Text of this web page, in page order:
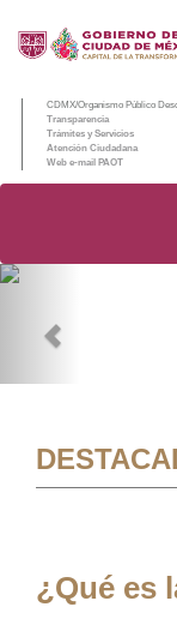
CDMX/Organismo Público
Transparencia
Trámites y Servicios
Atención Ciudadana
Web e-mail PAOT
¿Qué es